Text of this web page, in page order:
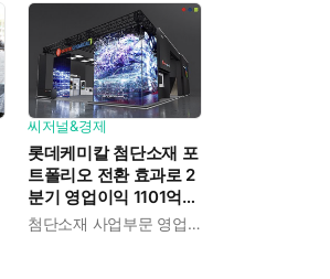
씨저널&경제
롯데케미칼 첨단소재 포
트폴리오 전환 효과로 2
분기 영업이익 1101억
흑자전환 : 대산·여수 사첨단소재 사업부문 영업이익 1325억 원